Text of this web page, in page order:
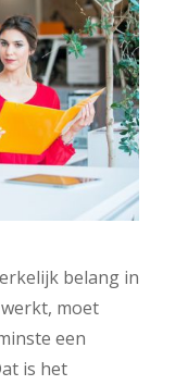
belang in
moet
een
is het